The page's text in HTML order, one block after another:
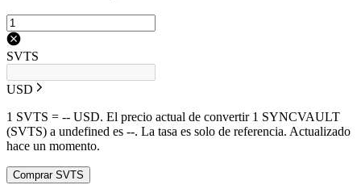
SVTS
USD
1 SVTS = -- USD. El precio actual de convertir 1 SYNCVAULT
(SVTS) a undefined es --. La tasa es solo de referencia. Actualizado
hace un momento.
Comprar SVTS